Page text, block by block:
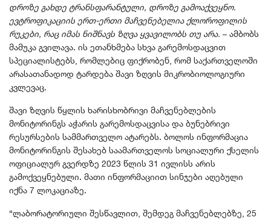
დროზე გახდე ტრანსფარანტული, დროზე გამოაქვეყნო.
ევტროფიკაციის ერთ-ერთი მაჩვენებელია ქლოროფილის
რუკები, რაც იმას ნიშნავს ზღვა ყვავილობს თუ არა. – ამბობს
მამუკა გვილავა. ის ეთანხმება სხვა გარემოსდაცვით
სპეციალისტებს, რომლებიც ფიქრობენ, რომ საქართველოში
არასათანადოდ ტარდება შავი ზღვის მიკრობიოლოგიური
კვლევაც.
შავი ზღვის წყლის ხარისხობრივი მაჩვენებლების
მონიტორინგს აჭარის გარემოსდაცვისა და ბუნებრივი
რესურსების სამმართველო ატარებს. ბოლოს ინფორმაცია
მონიტორინგის შესახებ საამართველოს სოციალური ქსელის
ოფიციალურ გვერდზე 2023 წლის 31 ივლისს არის
გამოქვეყნებული. მათი ინფორმაციით სინჯები აღებული
იქნა 7 ლოკაციაზე.
“ლაბორატორიული შესწავლით, შემდეგ მაჩვენებლებზე, 25